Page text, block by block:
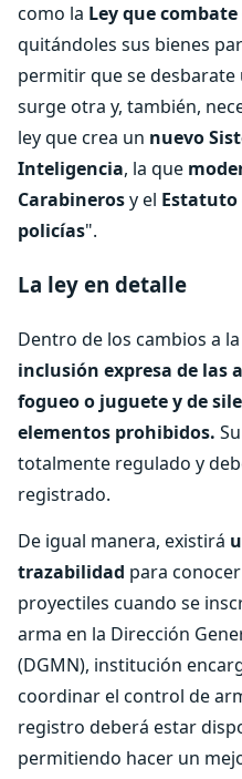
como la Ley que
quitándoles sus bienes
permitir que se desbarate
surge otra y, también,
ley que crea un nuevo
Inteligencia, la que
Carabinerosy el Estatuto
policías".
La ley en detalle
Dentro de los cambios a la
inclusión expresa de las
fogueo o juguete y de
elementos prohibidos.
totalmente regulado y
registrado.
De igual manera, existirá
trazabilidad para
proyectiles cuando se
arma en la Dirección
(DGMN), institución
coordinar el control de
registro deberá estar
permitiendo hacer un